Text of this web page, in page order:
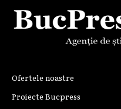
Ofertele noastre
Proiecte Bucpress